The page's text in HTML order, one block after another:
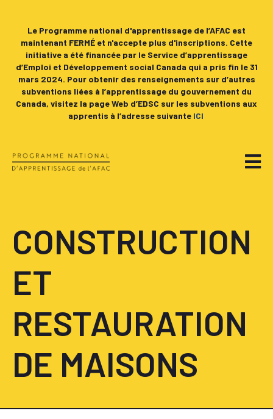
Le Programme national d'apprentissage de l’AFAC est
maintenant FERMÉ et n'accepte plus d'inscriptions. Cette
initiative a été financée par le Service d’apprentissage
d’Emploi et Développement social Canada qui a pris fin le 31
mars 2024. Pour obtenir des renseignements sur d’autres
subventions liées à l’apprentissage du gouvernement du
Canada, visitez la page Web d’EDSC sur les subventions aux
apprentis à l’adresse suivante ICI
CONSTRUCTION
ET
RESTAURATION
DE MAISONS